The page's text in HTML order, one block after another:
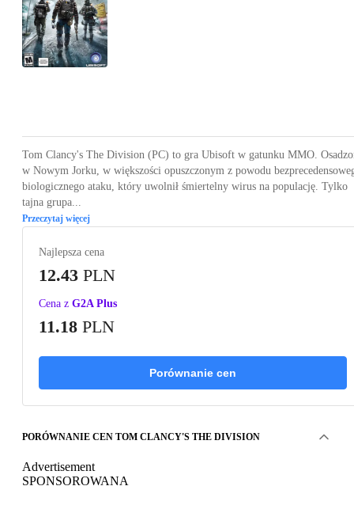
Tom Clancy's The Division (PC) to gra Ubisoft w gatunku MMO.
w Nowym Jorku, w większości opuszczonym z powodu
biologicznego ataku, który uwolnił śmiertelny wirus na populację. Tylko
tajna grupa...
Przeczytaj więcej
Najlepsza cena
12.43 PLN
Cena z G2A Plus
11.18 PLN
Porównanie cen
PORÓWNANIE CEN TOM CLANCY'S THE DIVISION
Advertisement
SPONSOROWANA